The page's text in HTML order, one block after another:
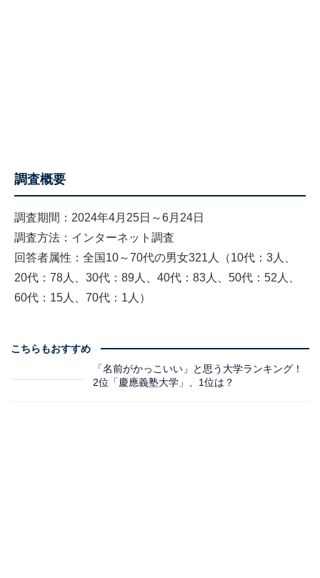
調査概要
調査期間：2024年4月25日～6月24日
調査方法：インターネット調査
回答者属性：全国10～70代の男女321人（10代：3人、
20代：78人、30代：89人、40代：83人、50代：52人、
60代：15人、70代：1人）
こちらもおすすめ
「名前がかっこいい」と思う大学ランキング！
2位「慶應義塾大学」、1位は？